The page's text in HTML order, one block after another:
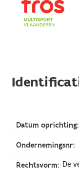
Datum oprichting:
Ondernemingsnr:
Rechtsvorm: De